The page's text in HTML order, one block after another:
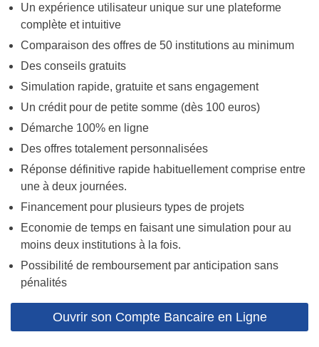
Un expérience utilisateur unique sur une plateforme
complète et intuitive
Comparaison des offres de 50 institutions au minimum
Des conseils gratuits
Simulation rapide, gratuite et sans engagement
Un crédit pour de petite somme (dès 100 euros)
Démarche 100% en ligne
Des offres totalement personnalisées
Réponse définitive rapide habituellement comprise entre
une à deux journées.
Financement pour plusieurs types de projets
Economie de temps en faisant une simulation pour au
moins deux institutions à la fois.
Possibilité de remboursement par anticipation sans
pénalités
Ouvrir son Compte Bancaire en Ligne